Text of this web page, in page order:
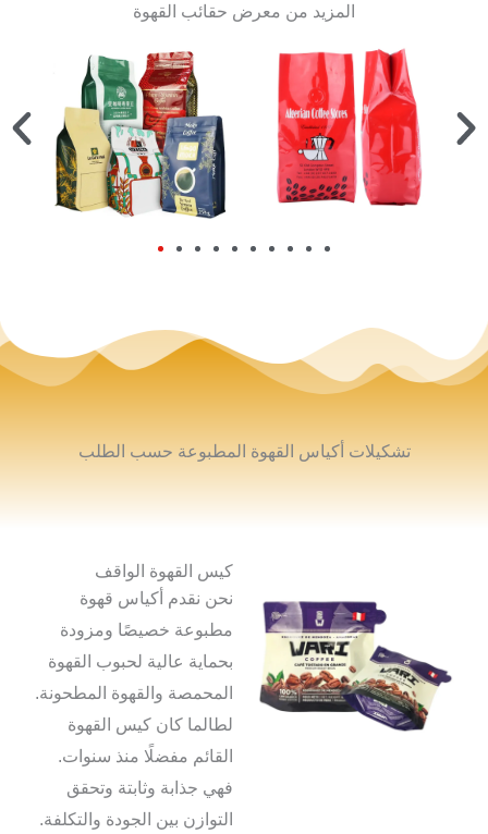
المزيد من معرض حقائب القهوة
تشكيلات أكياس القهوة المطبوعة حسب الطلب
كيس القهوة الواقف
نحن نقدم أكياس قهوة
مطبوعة خصيصًا ومزودة
بحماية عالية لحبوب القهوة
المحمصة والقهوة المطحونة.
لطالما كان كيس القهوة
القائم مفضلًا منذ سنوات.
فهي جذابة وثابتة وتحقق
التوازن بين الجودة والتكلفة.